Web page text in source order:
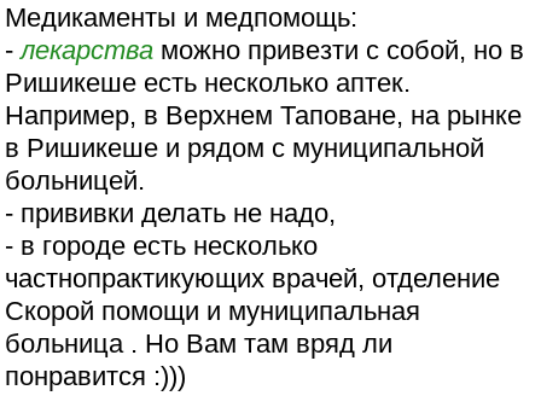
Медикаменты и медпомощь:
-лекарства можно привезти с собой, но в
Ришикеше есть несколько аптек.
Например, в Верхнем Таповане, на рынке
в Ришикеше и рядом с муниципальной
больницей.
- прививки делать не надо,
- в городе есть несколько
частнопрактикующих врачей, отделение
Скорой помощи и муниципальная
больница . Но Вам там вряд ли
понравится :)))